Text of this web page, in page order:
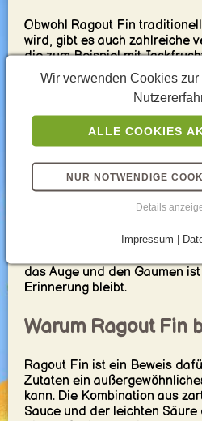
Obwohl Ragout Fin
wird, gibt es auch zahlreiche
die zum Beispiel mit
Fleischersatz
zudem mit verschiedenen
oder Dill angepasst werden,
Geschmackserlebnisse zu
Die perfekte
Ragout Fin wird traditionell
oder in einem tiefen Teller
Kombination aus cremigem
das Auge und den Gaumen
Erinnerung bleibt.
Warum Ragout Fin
Ragout Fin ist ein Beweis
Zutaten ein
kann. Die Kombination aus
Sauce und der leichten
Wir verwenden Cookies
ALLE COOKIES
NUR NOTWENDIGE
Details
Impressum |